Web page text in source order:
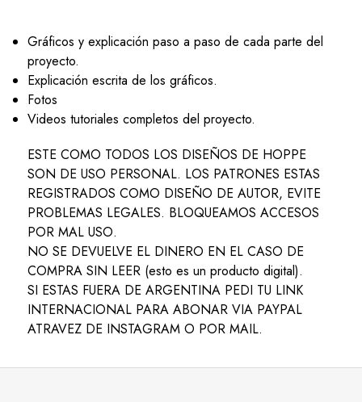
Gráficos y explicación paso a paso de cada parte del
proyecto.
Explicación escrita de los gráficos.
Fotos
Videos tutoriales completos del proyecto.
ESTE COMO TODOS LOS DISEÑOS DE HOPPE
SON DE USO PERSONAL. LOS PATRONES ESTAS
REGISTRADOS COMO DISEÑO DE AUTOR, EVITE
PROBLEMAS LEGALES. BLOQUEAMOS ACCESOS
POR MAL USO.
NO SE DEVUELVE EL DINERO EN EL CASO DE
COMPRA SIN LEER (esto es un producto digital).
SI ESTAS FUERA DE ARGENTINA PEDI TU LINK
INTERNACIONAL PARA ABONAR VIA PAYPAL
ATRAVEZ DE INSTAGRAM O POR MAIL.